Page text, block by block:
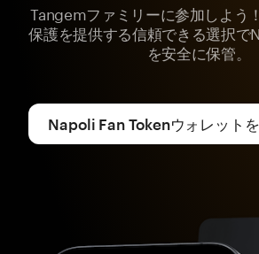
Tangemファミリーに参加しよう
保護を提供する信頼できる選択で
を安全に保管。
Napoli Fan Tokenウォレット